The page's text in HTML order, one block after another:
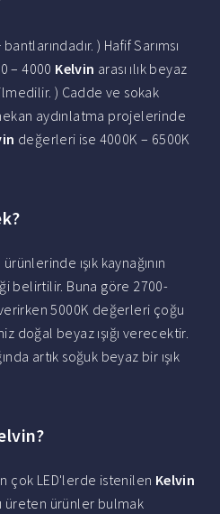
) Hafif Sarımsı
– 4000 Kelvin arası ılık beyaz
) Cadde ve sokak
aydınlatma projelerinde
değerleri ise 4000K – 6500K
ışık kaynağının
belirtilir. Buna göre 2700-
5000K değerleri çoğu
doğal beyaz ışığı verecektir.
artık soğuk beyaz bir ışık
çok LED'lerde istenilen Kelvin
üreten ürünler bulmak